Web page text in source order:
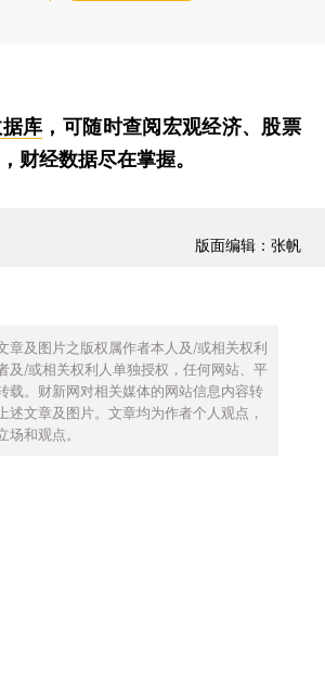
库 ，可随时查阅宏观经济、股票
财经数据尽在掌握。
版面编辑：张帆
章及图片之版权属作者本人及/或相关权利
及/或相关权利人单独授权，任何网站、平
载。财新网对相关媒体的网站信息内容转
述文章及图片。文章均为作者个人观点，
场和观点。